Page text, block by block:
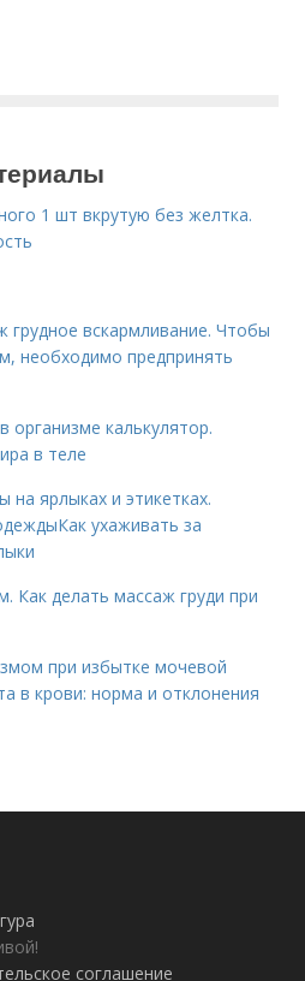
1 шт вкрутую без желтка.
вскармливание. Чтобы
необходимо предпринять
калькулятор.
в теле
ярлыках и этикетках.
ухаживать за
делать массаж груди при
при избытке мочевой
в крови: норма и отклонения
соглашение